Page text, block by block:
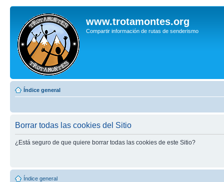
www.trotamontes.org
Compartir información de rutas de senderismo
Índice general
Borrar todas las cookies del Sitio
¿Está seguro de que quiere borrar todas las cookies de este Sitio?
Índice general